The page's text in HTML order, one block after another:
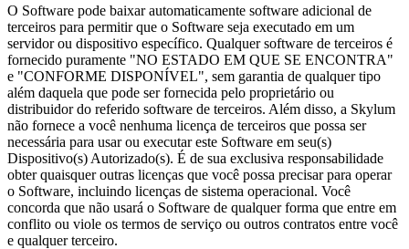
O Software pode baixar automaticamente software adicional de
terceiros para permitir que o Software seja executado em um
servidor ou dispositivo específico. Qualquer software de terceiros é
fornecido puramente "NO ESTADO EM QUE SE ENCONTRA"
e "CONFORME DISPONÍVEL", sem garantia de qualquer tipo
além daquela que pode ser fornecida pelo proprietário ou
distribuidor do referido software de terceiros. Além disso, a Skylum
não fornece a você nenhuma licença de terceiros que possa ser
necessária para usar ou executar este Software em seu(s)
Dispositivo(s) Autorizado(s). É de sua exclusiva responsabilidade
obter quaisquer outras licenças que você possa precisar para operar
o Software, incluindo licenças de sistema operacional. Você
concorda que não usará o Software de qualquer forma que entre em
conflito ou viole os termos de serviço ou outros contratos entre você
e qualquer terceiro.